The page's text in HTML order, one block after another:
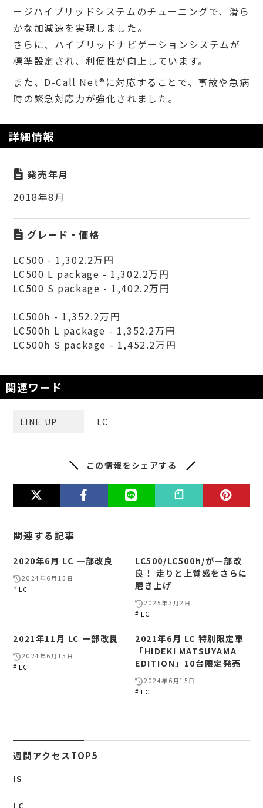
ージハイブリッドシステムのチューニングで、滑ら
かな加減速を実現しました。
さらに、ハイブリッドナビゲーションシステムが
標準設定され、利便性が向上しています。
また、D-Call Net®に対応することで、事故や急病
時の緊急対応力が強化されました。
詳細情報
発売年月
2018年8月
グレード・価格
LC500 - 1,302.2万円
LC500 L package - 1,302.2万円
LC500 S package - 1,402.2万円
LC500h - 1,352.2万円
LC500h L package - 1,352.2万円
LC500h S package - 1,452.2万円
関連ワード
LINE UP LC
この情報をシェアする
関連する記事
2020年6月 LC 一部改良
2024年6月15日
LC
LC500/LC500h/が一部改
良！ 走りと上質感をさらに
磨き上げ
2025年3月2日
LC
2021年11月 LC 一部改良
2024年6月15日
LC
2021年6月 LC 特別限定車
「HIDEKI MATSUYAMA
EDITION」10台限定発売
2024年6月15日
LC
週間アクセスTOP5
IS
LC